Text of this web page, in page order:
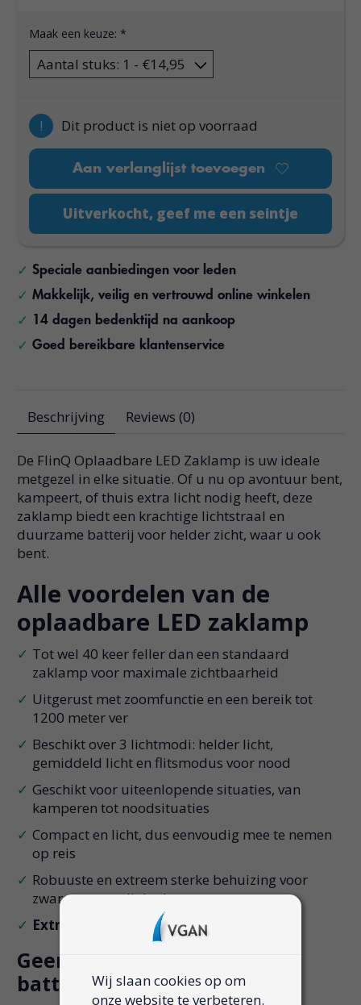
Maak een keuze:*
! Dit product is niet op voorraad
Aan verlanglijst toevoegen
Uitverkocht, geef me een seintje
Speciale aanbiedingen voor leden
Makkelijk, veilig en vertrouwd online winkelen
14 dagen bedenktijd na aankoop
Goed bereikbare klantenservice
Beschrijving Reviews (0)
De FlinQ Oplaadbare LED Zaklamp is uw ideale
metgezel in elke situatie. Of u nu op avontuur bent,
kampeert, of thuis extra licht nodig heeft, deze
zaklamp biedt een krachtige lichtstraal en
duurzame batterij voor helder zicht, waar u ook
bent.
Alle voordelen van de
oplaadbare LED zaklamp
Tot wel 40 keer feller dan een standaard
zaklamp voor maximale zichtbaarheid
Uitgerust met zoomfunctie en een bereik tot
1200 meter ver
Beschikt over 3 lichtmodi: helder licht,
gemiddeld licht en flitsmodus voor nood
Geschikt voor uiteenlopende situaties, van
kamperen tot noodsituaties
Compact en licht, dus eenvoudig mee te nemen
op reis
Robuuste en extreem sterke behuizing voor
zware omstandigheden
Extra voordelig als set van 2 stuks!
Geen zorgen meer over lege
batterijenWij slaan cookies op om
onze website te verbeteren.